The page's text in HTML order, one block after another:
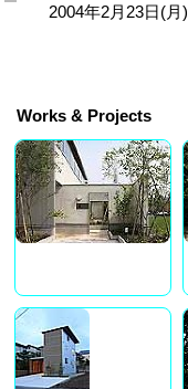
2004年2月23日(月)
Works & Projects